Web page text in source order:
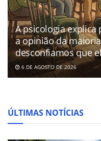
A psicologia
a opinião da
desconfiamos que
6 DE AGOSTO DE 2026
ÚLTIMAS NOTÍCIAS